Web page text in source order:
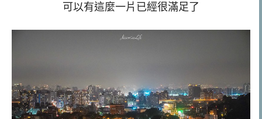
可以有這麼一片已經很滿足了